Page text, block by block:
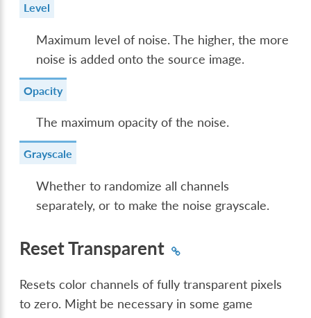
Level
Maximum level of noise. The higher, the more
noise is added onto the source image.
Opacity
The maximum opacity of the noise.
Grayscale
Whether to randomize all channels
separately, or to make the noise grayscale.
Reset Transparent
Resets color channels of fully transparent pixels
to zero. Might be necessary in some game